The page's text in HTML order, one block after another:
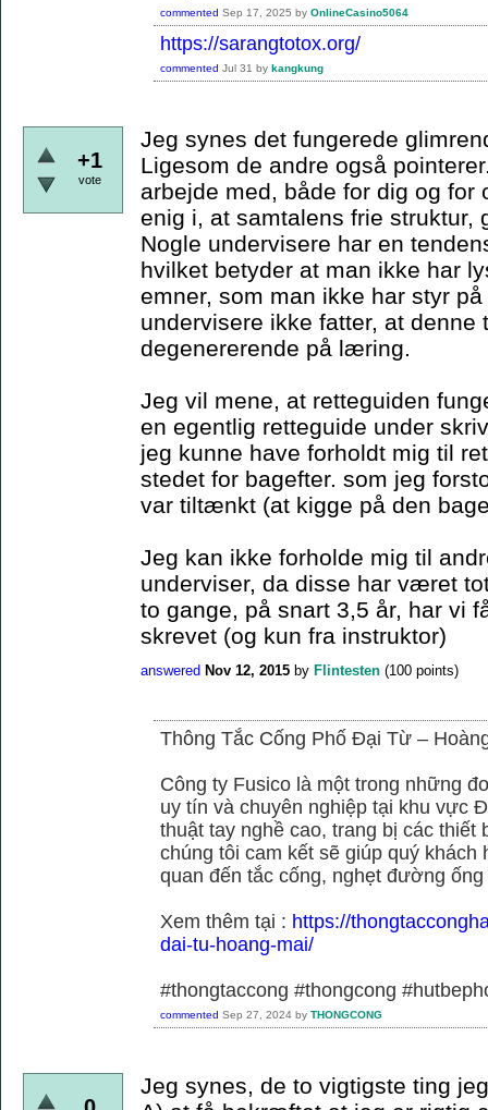
commented Sep 17, 2025 by OnlineCasino5064
https://sarangtotox.org/
commented Jul 31 by kangkung
+1
vote
Jeg synes det fungerede
Ligesom de andre også
arbejde med, både for dig og
enig i, at samtalens frie struktur,
Nogle undervisere har en
hvilket betyder at man ikke har
emner, som man ikke har styr
undervisere ikke fatter, at
degenererende på læring.
Jeg vil mene, at retteguiden
en egentlig retteguide under
jeg kunne have forholdt mig til
stedet for bagefter. som jeg
var tiltænkt (at kigge på den
Jeg kan ikke forholde mig til
underviser, da disse har været
to gange, på snart 3,5 år, har vi
skrevet (og kun fra instruktor)
answered Nov 12, 2015 by Flintesten (100 points)
Thông Tắc Cống Phố Đại Từ –
Công ty Fusico là một trong những
uy tín và chuyên nghiệp tại khu vực
thuật tay nghề cao, trang bị các thiết
chúng tôi cam kết sẽ giúp quý
quan đến tắc cống, nghẹt đường
Xem thêm tại : https://
dai-tu-hoang-mai/
#thongtaccong #thongcong
commented Sep 27, 2024 by THONGCONG
Jeg synes, de to vigtigste ting